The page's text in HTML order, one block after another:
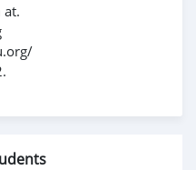
at.